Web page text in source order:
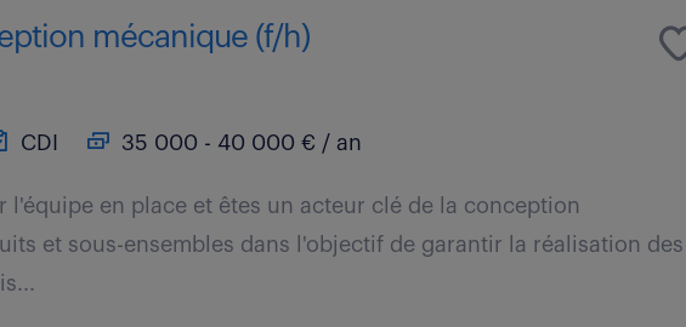
mécanique (f/h)
CDI 35 000 - 40 000 € / an
l'équipe en place et êtes un acteur clé de la conception
et sous-ensembles dans l'objectif de garantir la réalisation des